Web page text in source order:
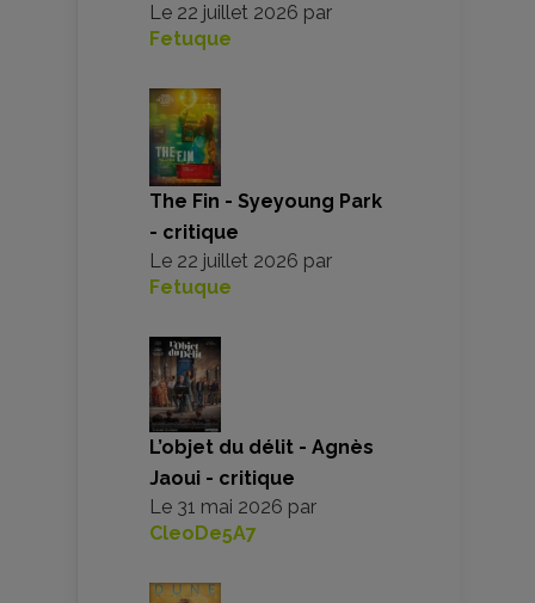
Le 22 juillet 2026 par
Fetuque
The Fin - Syeyoung Park
- critique
Le 22 juillet 2026 par
Fetuque
L’objet du délit - Agnès
Jaoui - critique
Le 31 mai 2026 par
CleoDe5A7